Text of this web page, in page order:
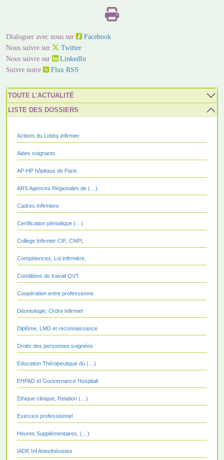
Dialoguer avec nous sur
Facebook
Nous suivre sur
Twitter
Nous suivre sur
LinkedIn
Suivre notre
Flux RSS
TOUTE L’ACTUALITÉ
LISTE DES DOSSIERS
Actions du Lobby infirmier
Aides soignants
AP-HP hôpitaux de Paris
ARS Agences Régionales de (…)
Cadres Infirmiers
Certification périodique (…)
Collège Infirmier CIF, CNPI,
Compétences, Loi infirmière,
Conditions de travail QVT
Coopération entre professionne
Déontologie, Ordre infirmier
Diplôme, LMD et reconnaissance
Droits des personnes soignées
Education Thérapeutique du (…)
EHPAD et Gouvernance Hospitali
Ethique clinique, Relation (…)
Exercice professionnel
Heures Supplémentaires, (…)
IADE Inf Anesthésistes